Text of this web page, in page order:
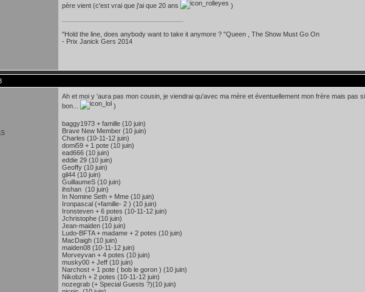
père vient (c'est vrai que j'ai que 20 ans
)
"Hold the line, does anybody want to take it anymore ? "Queen , The Show Must Go On
- Prix Janick Gers 2014
Ah et moi y 'aura pas mon cousin, je viendrai qu'avec ma mère et éventuellement mon frère mais pas
bon...
)
baggy1973 + famille (10 juin)
Brave New Member (10 juin)
Charles (10-11-12 juin)
domi59 + 1 pote (10 juin)
ead666 (10 juin)
eddie 29 (10 juin)
Geoffy (10 juin)
gil44 (10 juin)
GuillaumeS (10 juin)
ihshan (10 juin)
In Nomine Seth + Mme (10 juin)
Ironpascal (+famille- 2 ) (10 juin)
Ironsteven + 6 potes (10-11-12 juin)
Jchristophe (10 juin)
Jean-maiden (10 juin)
Ludo-BFTA + madame + 2 potes (10 juin)
MacDaigh (10 juin)
maiden08 (10-11-12 juin)
Morveyvan + 4 potes (10 juin)
musky00 + Jeff (10 juin)
Narchost + 1 pote ( bob le goron ) (10 juin)
Nikobzh + 2 potes (10-11-12 juin)
nozegrab (+ Special Guests ?)(10 juin)